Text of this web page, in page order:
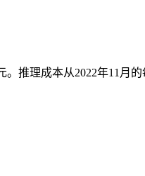
推理成本从2022年11月